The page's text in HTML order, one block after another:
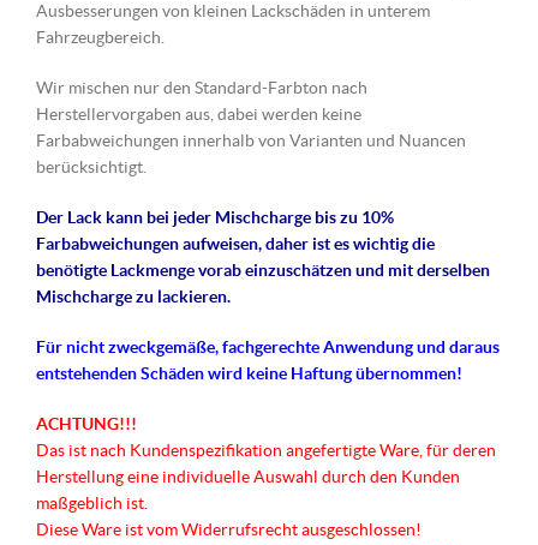
Ausbesserungen von kleinen Lackschäden in unterem
Fahrzeugbereich.
Wir mischen nur den Standard-Farbton nach
Herstellervorgaben aus, dabei werden keine
Farbabweichungen innerhalb von Varianten und Nuancen
berücksichtigt.
Der Lack kann bei jeder Mischcharge bis zu 10%
Farbabweichungen aufweisen, daher ist es wichtig die
benötigte Lackmenge vorab einzuschätzen und mit derselben
Mischcharge zu lackieren.
Für nichtzweckgemäße, fachgerechte Anwendung und daraus
entstehenden Schäden wird keine Haftung übernommen!
ACHTUNG!!!
Das ist nach Kundenspezifikation angefertigte Ware, für deren
Herstellung eine individuelle Auswahl durch den Kunden
maßgeblich ist.
Diese Ware ist vom Widerrufsrecht ausgeschlossen!